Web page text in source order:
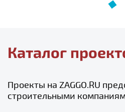
Каталог
Проекты на ZAGGO.RU
строительными